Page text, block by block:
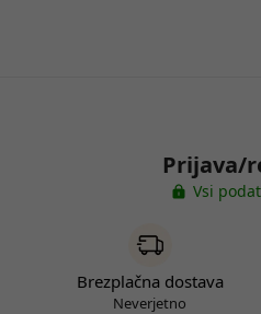
Prijava/
Vsi
Brezplačna dostava
Neverjetno